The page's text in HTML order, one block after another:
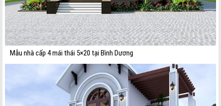
Mẫu nhà cấp 4 mái thái 5×20 tại Bình Dương